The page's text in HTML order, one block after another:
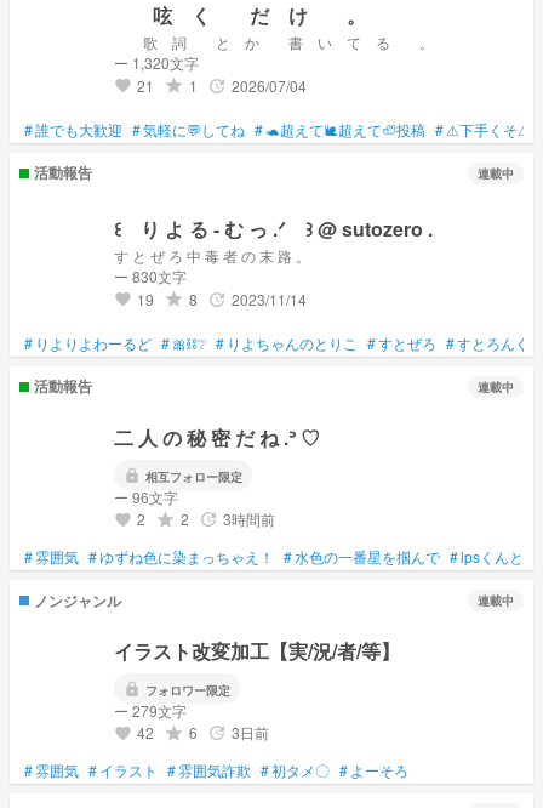
呟 く だ け 。
歌 詞 と か 書 い て る 。
ー 1,320文字
favorite 21 grade 1 update 2026/07/04
#誰でも大歓迎 #気軽に💬してね #🐢超えて🐌超えて🦥投稿 #⚠下手くそ⚠
活動報告 連載中
꒰ り よ る - む っ .ᐟ ꒱ @ sutozero .
す と ぜ ろ 中 毒 者 の 末 路 。
ー 830文字
favorite 19 grade 8 update 2023/11/14
# りよりよわーるど #🎀⛓️❔ # りよちゃんのとりこ #すとぜろ #すとろんぐ
活動報告 連載中
二 人 の 秘 密 だ ね .ᐣ ♡
lock 相互フォロー限定
ー 96文字
favorite 2 grade 2 update 3時間前
#雰囲気 #ゆずね色に染まっちゃえ！ #水色の一番星を掴んで #lpsくんと茉
ノンジャンル 連載中
イラスト改変加工【実/況/者/等】
lock フォロワー限定
ー 279文字
favorite 42 grade 6 update 3日前
#雰囲気 #イラスト #雰囲気詐欺 #初タメ〇 # よーそろ